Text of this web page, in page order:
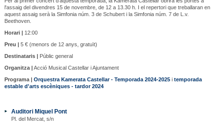
l'assaig del divendres 15 de novembre, de 12 a 13.30 h. I el repertori que treballaran en
aquest assaig serà la Simfonia núm. 3 de Schubert i la Simfonia núm. 7 de L.v.
Beethoven.
Horari |12:00
Preu |5 € (menors de 12 anys, gratuït)
Destinataris |Públic general
Organitza |Acció Musical Castellar i Ajuntament
Programa | Orquestra Kamerata Castellar - Temporada 2024-2025i temporada
estable d'arts escèniques - tardor 2024
Auditori Miquel Pont
Pl. del Mercat, s/n